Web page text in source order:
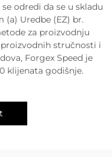
odredi da se u skladu
(a) Uredbe (EZ) br.
za proizvodnju
stručnosti i
Forgex Speed je
klijenata godišnje.